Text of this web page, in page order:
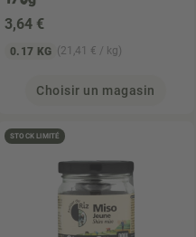
3,64 €
0.17 KG (21,41 € / kg)
Choisir un magasin
STOCK LIMITÉ